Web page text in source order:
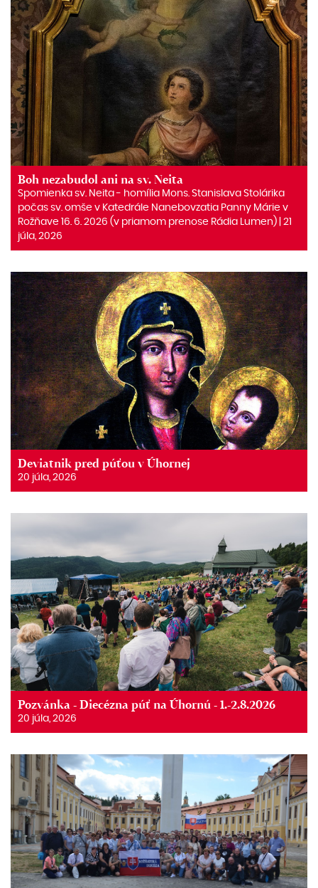
Boh nezabudol ani na sv. Neita
Spomienka sv. Neita ‒ homília Mons. Stanislava Stolárika
počas sv. omše v Katedrále Nanebovzatia Panny Márie v
Rožňave 16. 6. 2026 (v priamom prenose Rádia Lumen) | 21
júla, 2026
Deviatnik pred púťou v Úhornej
20 júla, 2026
Pozvánka - Diecézna púť na Úhornú - 1.-2.8.2026
20 júla, 2026